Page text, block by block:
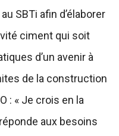
SBTi afin d’élaborer
ciment qui soit
d’un avenir à
de la construction
: « Je crois en la
aux besoins